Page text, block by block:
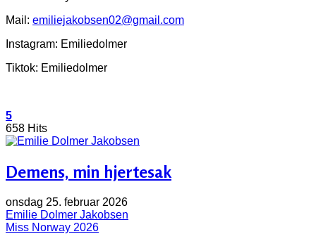
Mail: emiliejakobsen02@gmail.com
Instagram: Emiliedolmer
Tiktok: Emiliedolmer
5
658 Hits
Demens, min hjertesak
onsdag 25. februar 2026
Emilie Dolmer Jakobsen
Miss Norway 2026